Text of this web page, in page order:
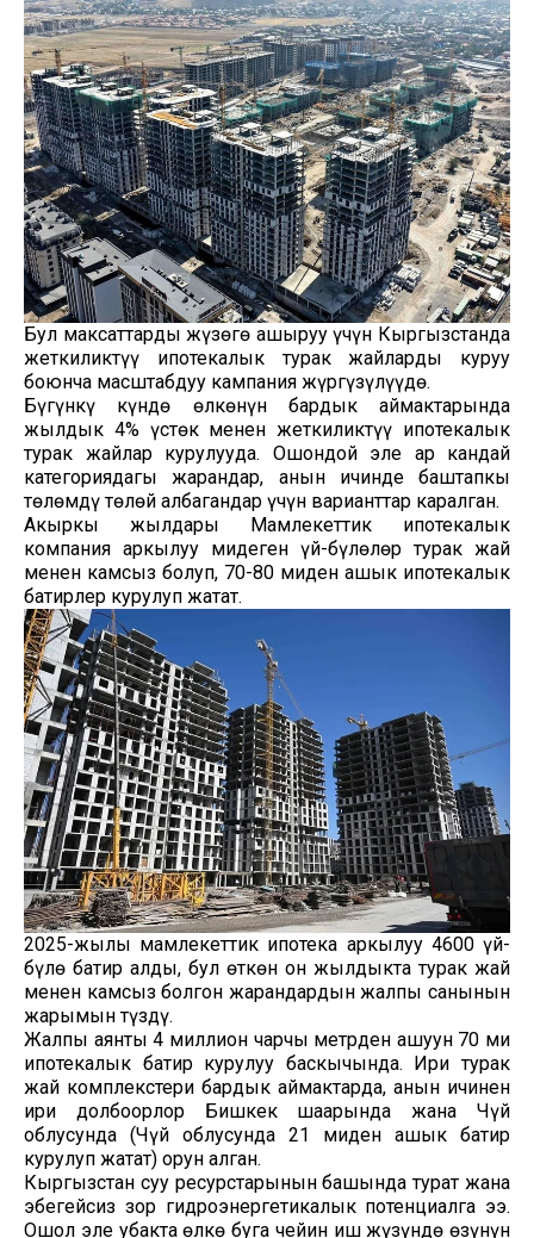
Бул максаттарды жүзөгө ашыруу үчүн Кыргызстанда
жеткиликтүү ипотекалык турак жайларды куруу
боюнча масштабдуу кампания жүргүзүлүүдө.
Бүгүнкү күндө өлкөнүн бардык аймактарында
жылдык 4% үстөк менен жеткиликтүү ипотекалык
турак жайлар курулууда. Ошондой эле ар кандай
категориядагы жарандар, анын ичинде баштапкы
төлөмдү төлөй албагандар үчүн варианттар каралган.
Акыркы жылдары Мамлекеттик ипотекалык
компания аркылуу миңдеген үй-бүлөлөр турак жай
менен камсыз болуп, 70-80 миңден ашык ипотекалык
батирлер курулуп жатат.
2025-жылы мамлекеттик ипотека аркылуу 4600 үй-
бүлө батир алды, бул өткөн он жылдыкта турак жай
менен камсыз болгон жарандардын жалпы санынын
жарымын түздү.
Жалпы аянты 4 миллион чарчы метрден ашуун 70 миң
ипотекалык батир курулуу баскычында. Ири турак
жай комплекстери бардык аймактарда, анын ичинен
ири долбоорлор Бишкек шаарында жана Чүй
облусунда (Чүй облусунда 21 миңден ашык батир
курулуп жатат) орун алган.
Кыргызстан суу ресурстарынын башында турат жана
эбегейсиз зор гидроэнергетикалык потенциалга ээ.
Ошол эле убакта өлкө буга чейин иш жүзүндө өзүнүн